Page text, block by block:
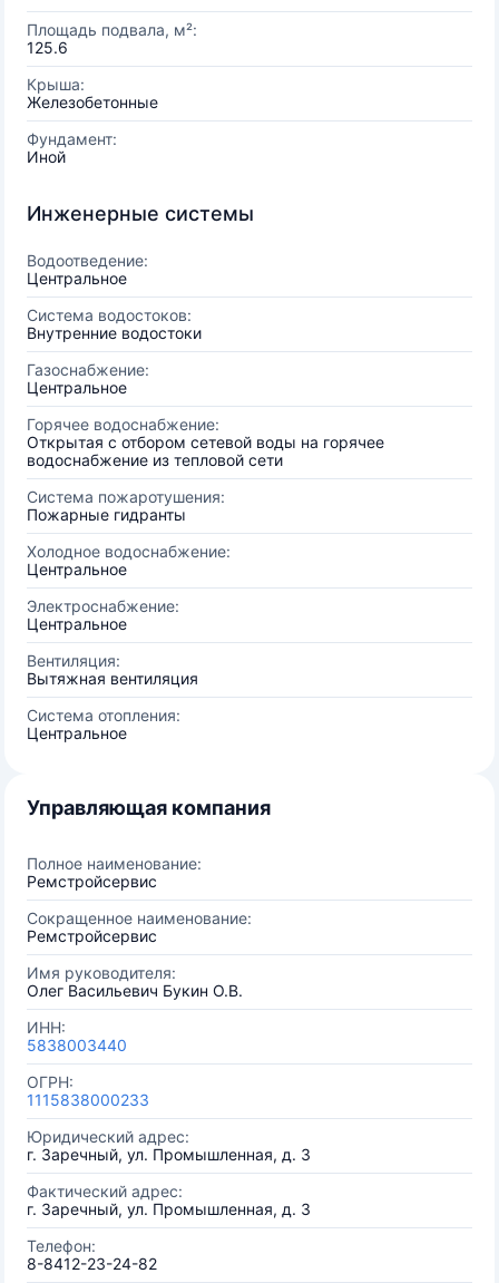
Площадь подвала, м²:
125.6
Крыша:
Железобетонные
Фундамент:
Иной
Инженерные системы
Водоотведение:
Центральное
Система водостоков:
Внутренние водостоки
Газоснабжение:
Центральное
Горячее водоснабжение:
Открытая с отбором сетевой воды на горячее
водоснабжение из тепловой сети
Система пожаротушения:
Пожарные гидранты
Холодное водоснабжение:
Центральное
Электроснабжение:
Центральное
Вентиляция:
Вытяжная вентиляция
Система отопления:
Центральное
Управляющая компания
Полное наименование:
Ремстройсервис
Сокращенное наименование:
Ремстройсервис
Имя руководителя:
Олег Васильевич Букин О.В.
ИНН:
5838003440
ОГРН:
1115838000233
Юридический адрес:
г. Заречный, ул. Промышленная, д. 3
Фактический адрес:
г. Заречный, ул. Промышленная, д. 3
Телефон:
8-8412-23-24-82